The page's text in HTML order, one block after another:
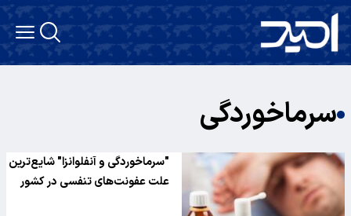
سرماخوردگی
"سرماخوردگی و آنفلوانزا" شایع‌ترین
علت عفونت‌های تنفسی در کشور